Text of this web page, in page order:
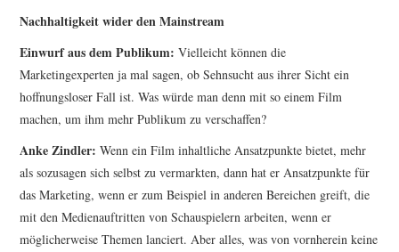
Nachhaltigkeit wider den Mainstream
Einwurf aus dem Publikum: Vielleicht können die
Marketingexperten ja mal sagen, ob Sehnsucht aus ihrer Sicht ein
hoffnungsloser Fall ist. Was würde man denn mit so einem Film
machen, um ihm mehr Publikum zu verschaffen?
Anke Zindler: Wenn ein Film inhaltliche Ansatzpunkte bietet, mehr
als sozusagen sich selbst zu vermarkten, dann hat er Ansatzpunkte für
das Marketing, wenn er zum Beispiel in anderen Bereichen greift, die
mit den Medienauftritten von Schauspielern arbeiten, wenn er
möglicherweise Themen lanciert. Aber alles, was von vornherein keine